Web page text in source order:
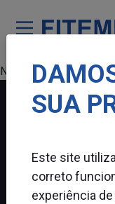
Saltar para o
Nenhum produto
SUA
Este site
correto
experiência